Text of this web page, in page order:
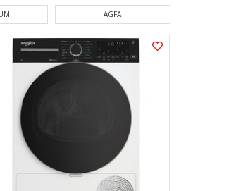
AIPER